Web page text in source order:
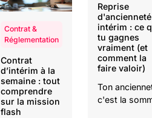
Contrat &
Réglementation
Contrat
d’intérim à la
semaine : tout
comprendre
sur la mission
flash
Reprise
intérim : ce
tu gagnes
vraiment (et
comment la
faire valoir)
Ton
c'est la